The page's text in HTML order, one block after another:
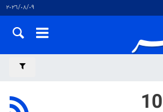
٠٩‏/٠٨‏/٢٠٢٦